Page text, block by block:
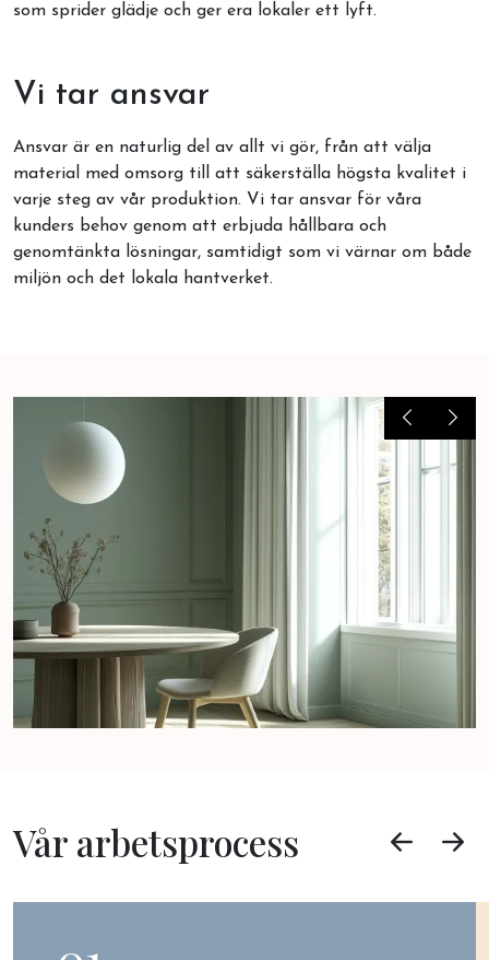
som sprider glädje och ger era lokaler ett lyft.
Vi tar ansvar
Ansvar är en naturlig del av allt vi gör, från att välja
material med omsorg till att säkerställa högsta kvalitet i
varje steg av vår produktion. Vi tar ansvar för våra
kunders behov genom att erbjuda hållbara och
genomtänkta lösningar, samtidigt som vi värnar om både
miljön och det lokala hantverket.
Vår arbetsprocess